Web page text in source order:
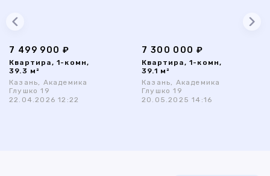
7 499 900 ₽
Квартира, 1-комн,
39.3 м²
Казань, Академика
Глушко 19
22.04.2026 12:22
7 300 000 ₽
Квартира, 1-комн,
39.1 м²
Казань, Академика
Глушко 19
20.05.2025 14:16